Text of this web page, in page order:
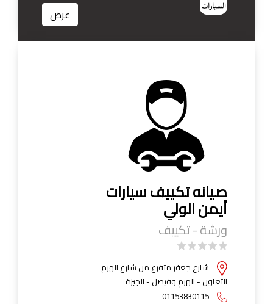
عرض
صيانه تكييف سيارات
أيمن الولي
ورشة - تكييف
شارع جعفر متفرع من شارع الهرم
التعاون - الهرم وفيصل - الجيزة
01153830115